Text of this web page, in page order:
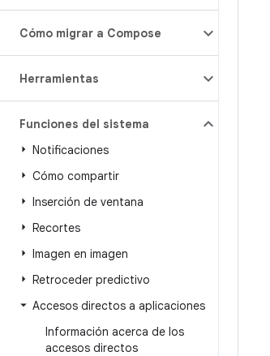
Cómo migrar a Compose
Herramientas
Funciones del sistema
Notificaciones
Cómo compartir
Inserción de ventana
Recortes
Imagen en imagen
Retroceder predictivo
Accesos directos a aplicaciones
Información acerca de los
accesos directos